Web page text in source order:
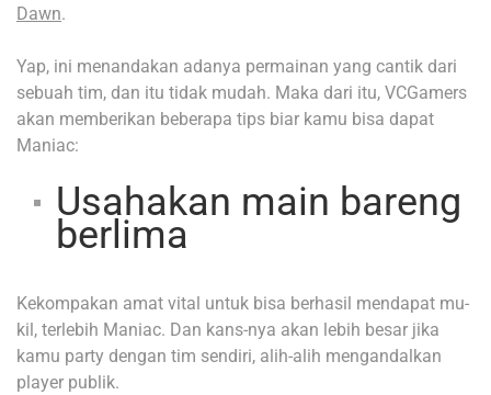
Dawn.
Yap, ini menandakan adanya permainan yang cantik dari
sebuah tim, dan itu tidak mudah. Maka dari itu, VCGamers
akan memberikan beberapa tips biar kamu bisa dapat
Maniac:
Usahakan main bareng
berlima
Kekompakan amat vital untuk bisa berhasil mendapat mu-
kil, terlebih Maniac. Dan kans-nya akan lebih besar jika
kamu party dengan tim sendiri, alih-alih mengandalkan
player publik.